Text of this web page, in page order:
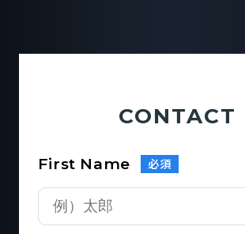
CONTACT
First Name 必須